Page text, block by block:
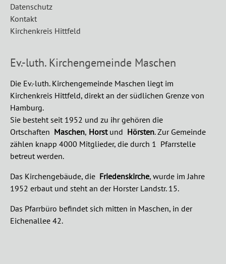
Datenschutz
Kontakt
Kirchenkreis Hittfeld
Ev.-luth. Kirchengemeinde Maschen
Die Ev.-luth. Kirchengemeinde Maschen liegt im
Kirchenkreis Hittfeld, direkt an der südlichen Grenze von
Hamburg.
Sie besteht seit 1952 und zu ihr gehören die
Ortschaften Maschen, Horstund Hörsten.Zur Gemeinde
zählen knapp 4000 Mitglieder, die durch 1 Pfarrstelle
betreut werden.
Das Kirchengebäude, die Friedenskirche, wurde im Jahre
1952 erbaut und steht an der Horster Landstr. 15.
Das Pfarrbüro befindet sich mitten in Maschen, in der
Eichenallee 42.